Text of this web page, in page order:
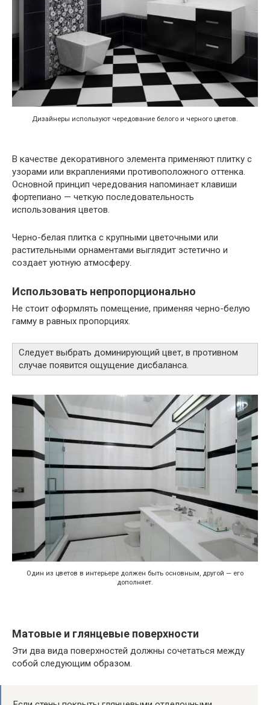
Дизайнеры используют чередование белого и черного цветов.
В качестве декоративного элемента применяют плитку с
узорами или вкраплениями противоположного оттенка.
Основной принцип чередования напоминает клавиши
фортепиано — четкую последовательность
использования цветов.
Черно-белая плитка с крупными цветочными или
растительными орнаментами выглядит эстетично и
создает уютную атмосферу.
Использовать непропорционально
Не стоит оформлять помещение, применяя черно-белую
гамму в равных пропорциях.
Следует выбрать доминирующий цвет, в противном
случае появится ощущение дисбаланса.
Один из цветов в интерьере должен быть основным, другой — его
дополняет.
Матовые и глянцевые поверхности
Эти два вида поверхностей должны сочетаться между
собой следующим образом.